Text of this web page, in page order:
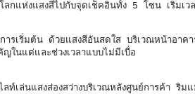
กแห่งแสงสีไปกับจุดเช็คอินทั้ง 5 โซน เริ่มเ
ริ่มต้น ด้วยแสงสีอันสดใส บริเวณหน้าอาคา
ในแต่และช่วงเวลาแบบไม่มีเบื่อ
นแสงส่องสว่างบริเวณหลังศูนย์การค้า ริมแ